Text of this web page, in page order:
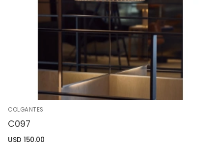
COLGANTES
C097
USD 150.00